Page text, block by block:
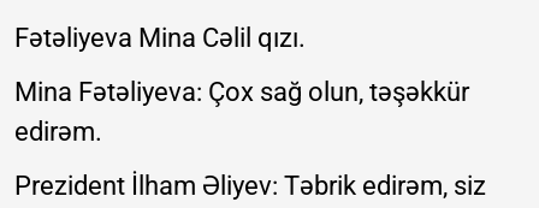
Fətəliyeva Mina Cəlil qızı.
Mina Fətəliyeva: Çox sağ olun, təşəkkür
edirəm.
Prezident İlham Əliyev: Təbrik edirəm, siz